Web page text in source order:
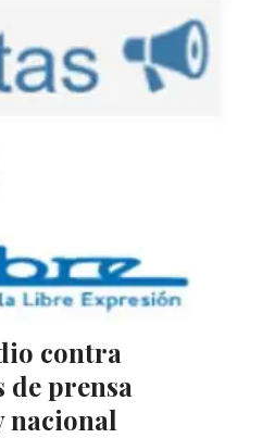
contra
de prensa
nacional